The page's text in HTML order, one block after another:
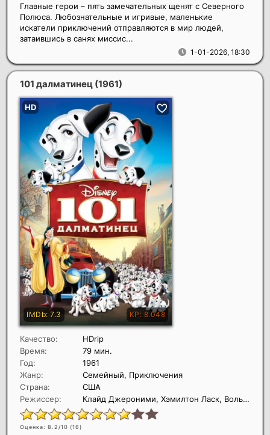
1-01-2026, 18:30
Главные герои – пять замечательных щенят с Северного
Полюса. Любознательные и игривые, маленькие
искатели приключений отправляются в мир людей,
затаившись в санях миссис...
101 далматинец (1961)
Качество:
HDrip
Время:
79 мин.
Год:
1961
Жанр:
Семейный, Приключения
Страна:
США
Режиссер:
Клайд Джероними, Хэмилтон Ласк, Вольфганг Райтерман
Оценка: 8.2/10 (16)